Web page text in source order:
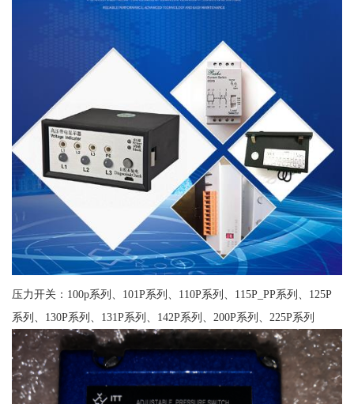
压力开关：100p系列、101P系列、110P系列、115P_PP系列、125P
系列、130P系列、131P系列、142P系列、200P系列、225P系列